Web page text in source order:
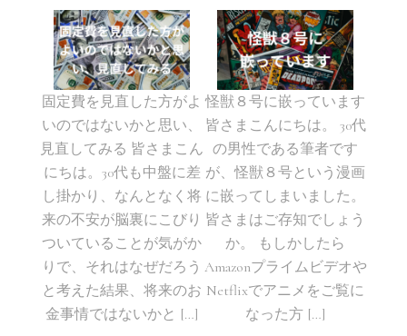
固定費を見直した方がよ
いのではないかと思い、
見直してみる 皆さまこん
にちは。30代も中盤に差
し掛かり、なんとなく将
来の不安が脳裏にこびり
ついていることが気がか
りで、それはなぜだろう
と考えた結果、将来のお
金事情ではないかと […]
怪獣８号に嵌っています
皆さまこんにちは。 30代
の男性である筆者です
が、怪獣８号という漫画
に嵌ってしまいました。
皆さまはご存知でしょう
か。 もしかしたら
Amazonプライムビデオや
Netflixでアニメをご覧に
なった方 […]